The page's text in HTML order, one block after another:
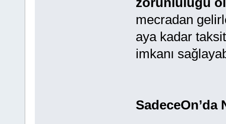
mecradan
aya kadar
imkanı